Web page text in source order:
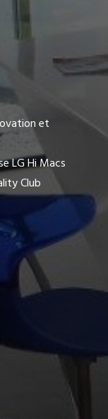
et
LG Hi Macs
Club